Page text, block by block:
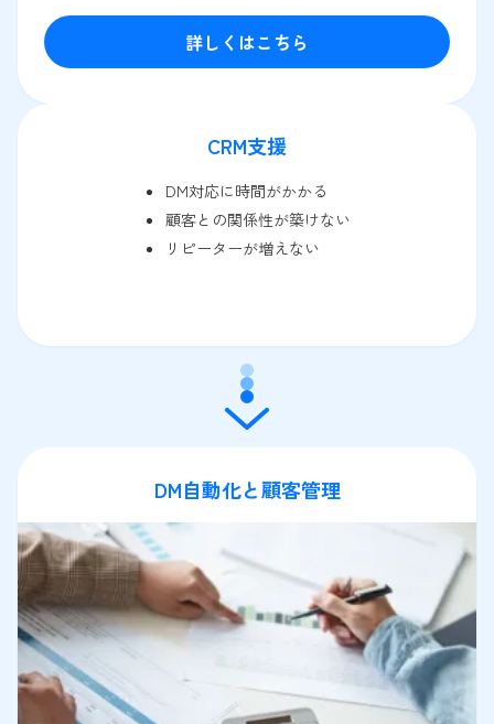
詳しくはこちら
CRM支援
DM対応に時間がかかる
顧客との関係性が築けない
リピーターが増えない
DM自動化と顧客管理